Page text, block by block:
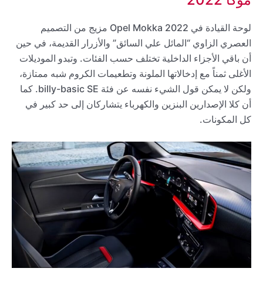
لوحة القيادة في 2022 Opel Mokka مزيج من التصميم
العصري الزاوي “المائل علي السائق” والأزرار القديمة، في حين
أن باقي الأجزاء الداخلية تختلف حسب الفئات. وتبدو الموديلات
الأغلى ثمناً مع إدخالاتها الملونة وتطعيمات الكروم شبه ممتازة،
ولكن لا يمكن قول الشيء نفسه عن فئة billy-basic SE. كما
أن كلا الإصدارين البنزين والكهرباء يتشاركان إلى حد كبير في
كل المكونات.